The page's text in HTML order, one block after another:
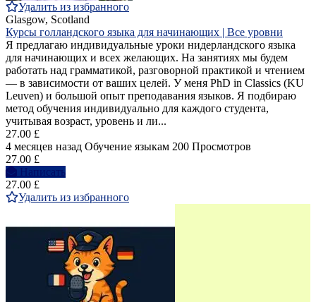
Удалить из избранного
Glasgow, Scotland
Курсы голландского языка для начинающих | Все уровни
Я предлагаю индивидуальные уроки нидерландского языка
для начинающих и всех желающих. На занятиях мы будем
работать над грамматикой, разговорной практикой и чтением
— в зависимости от ваших целей. У меня PhD in Classics (KU
Leuven) и большой опыт преподавания языков. Я подбираю
метод обучения индивидуально для каждого студента,
учитывая возраст, уровень и ли...
27.00 £
4 месяцев назад Обучение языкам 200 Просмотров
27.00 £
Написать
27.00 £
Удалить из избранного